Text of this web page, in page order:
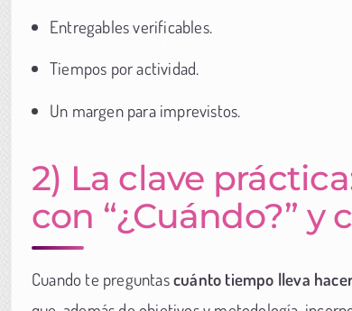
Entregables verificables.
Tiempos por actividad.
Un margen para imprevistos.
2) La clave
con “¿Cuándo?” y
Cuando te preguntascuánto tiempo lleva